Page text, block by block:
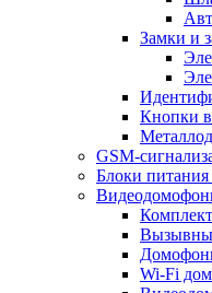
Замки и
Кнопки
GSM-
Блоки
Wi-Fi